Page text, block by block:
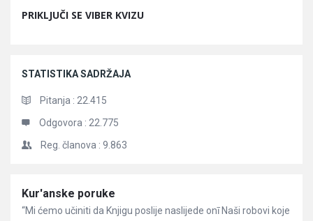
PRIKLJUČI SE VIBER KVIZU
STATISTIKA SADRŽAJA
Pitanja : 22.415
Odgovora : 22.775
Reg. članova : 9.863
Članci
Kur'anske poruke
“Mi ćemo učiniti da Knjigu poslije naslijede onī Naši robovi koje